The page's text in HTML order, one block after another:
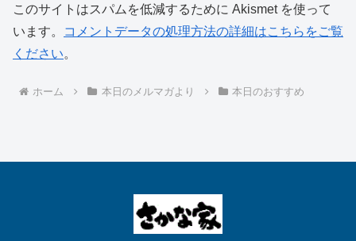
このサイトはスパムを低減するために Akismet を使って
います。
コメントデータの処理方法の詳細はこちらをご覧
ください。
ホーム 本日のメルマガより 本日のおすすめ